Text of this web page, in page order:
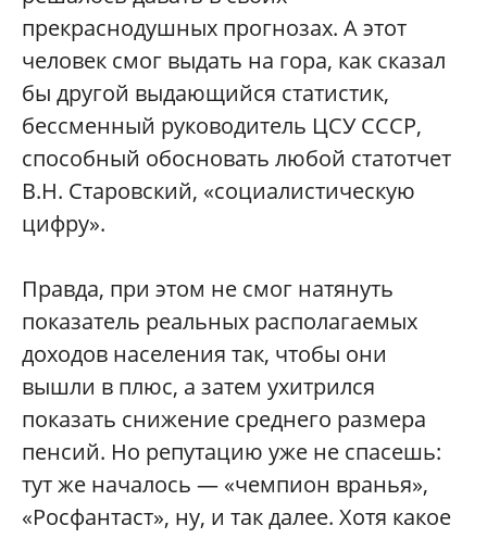
прекраснодушных прогнозах. А этот
человек смог выдать на гора, как сказал
бы другой выдающийся статистик,
бессменный руководитель ЦСУ СССР,
способный обосновать любой статотчет
В.Н. Старовский, «социалистическую
цифру».
Правда, при этом не смог натянуть
показатель реальных располагаемых
доходов населения так, чтобы они
вышли в плюс, а затем ухитрился
показать снижение среднего размера
пенсий. Но репутацию уже не спасешь:
тут же началось — «чемпион вранья»,
«Росфантаст», ну, и так далее. Хотя какое